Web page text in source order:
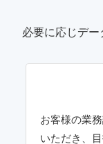
必要に応じデ
お客様の業
いただき、